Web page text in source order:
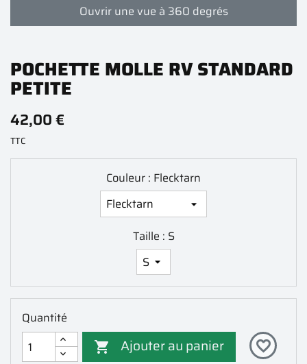
Ouvrir une vue à 360 degrés
POCHETTE MOLLE RV STANDARD
PETITE
42,00 €
TTC
Couleur : Flecktarn
Taille : S
Quantité
 Ajouter au panier favorite_border